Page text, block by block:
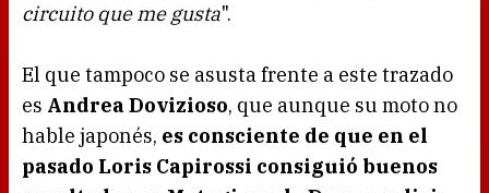
circuito que me gusta".
El que tampoco se asusta frente a este trazado
es Andrea Dovizioso, que aunque su moto no
hable japonés, es consciente de que en el
pasado Loris Capirossi consiguió buenos